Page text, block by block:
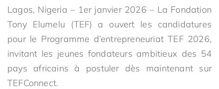
Lagos, Nigeria – 1er janvier 2026 – La Fondation
Tony Elumelu (TEF) a ouvert les candidatures
pour le Programme d’entrepreneuriat TEF 2026,
invitant les jeunes fondateurs ambitieux des 54
pays africains à postuler dès maintenant sur
TEFConnect.